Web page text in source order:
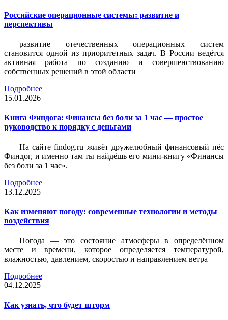
Российские операционные системы: развитие и
перспективы
развитие отечественных операционных систем
становится одной из приоритетных задач. В России ведётся
активная работа по созданию и совершенствованию
собственных решений в этой области
Подробнее
15.01.2026
Книга Финдога: Финансы без боли за 1 час — простое
руководство к порядку с деньгами
На сайте findog.ru живёт дружелюбный финансовый пёс
Финдог, и именно там ты найдёшь его мини‑книгу «Финансы
без боли за 1 час».
Подробнее
13.12.2025
Как изменяют погоду: современные технологии и методы
воздействия
Погода — это состояние атмосферы в определённом
месте и времени, которое определяется температурой,
влажностью, давлением, скоростью и направлением ветра
Подробнее
04.12.2025
Как узнать, что будет шторм